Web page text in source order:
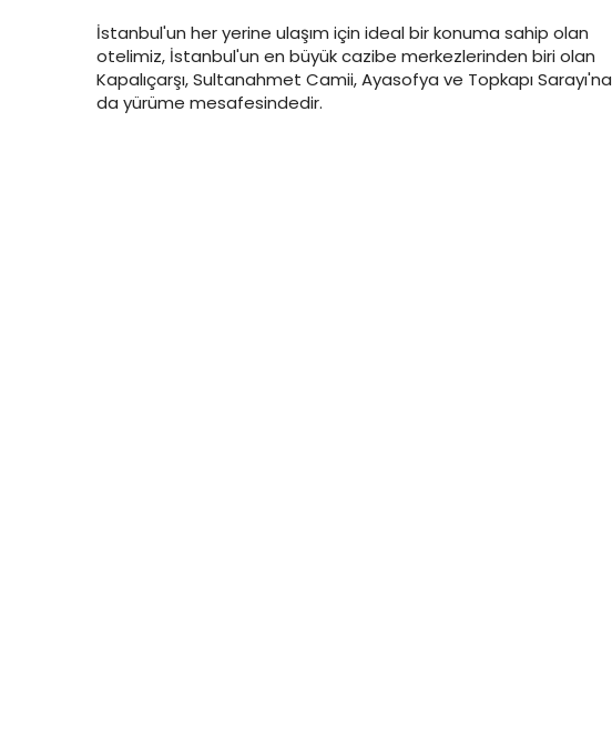
İstanbul'un her yerine ulaşım için ideal bir konuma sahip olan
otelimiz, İstanbul'un en büyük cazibe merkezlerinden biri olan
Kapalıçarşı, Sultanahmet Camii, Ayasofya ve Topkapı Sarayı'na
da yürüme mesafesindedir.